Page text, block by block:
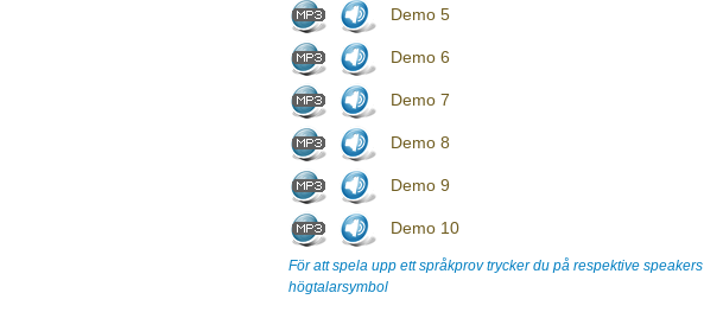
Demo 5
Demo 6
Demo 7
Demo 8
Demo 9
Demo 10
För att spela upp ett språkprov trycker du på respektive speakers
högtalarsymbol